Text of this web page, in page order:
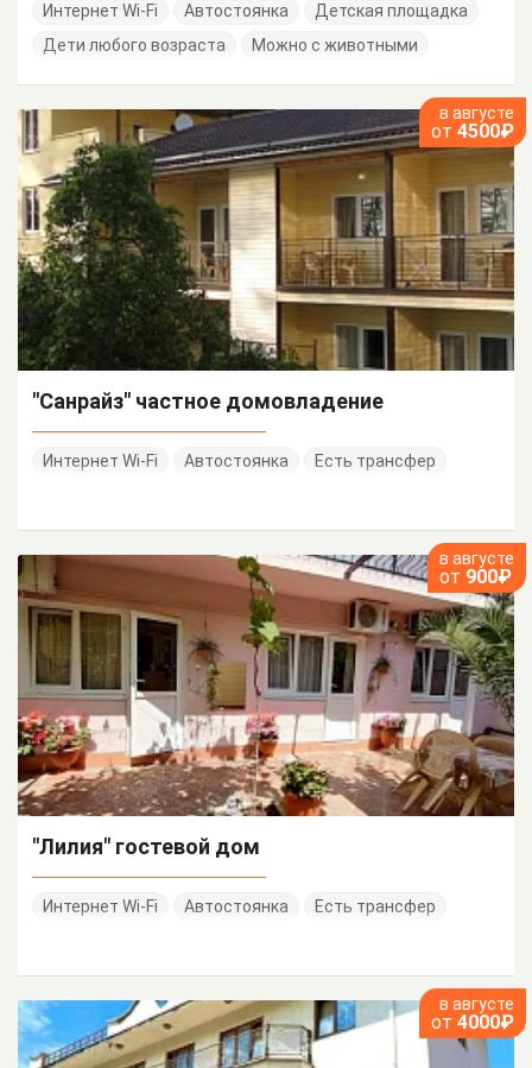
Интернет Wi-Fi Автостоянка
Детская площадка
Дети любого возраста
Можно с животными
в августе
от 4500₽
"Санрайз" частное домовладение
Интернет Wi-Fi Автостоянка Есть трансфер
в августе
от 900₽
"Лилия" гостевой дом
Интернет Wi-Fi Автостоянка Есть трансфер
в августе
от 4000₽